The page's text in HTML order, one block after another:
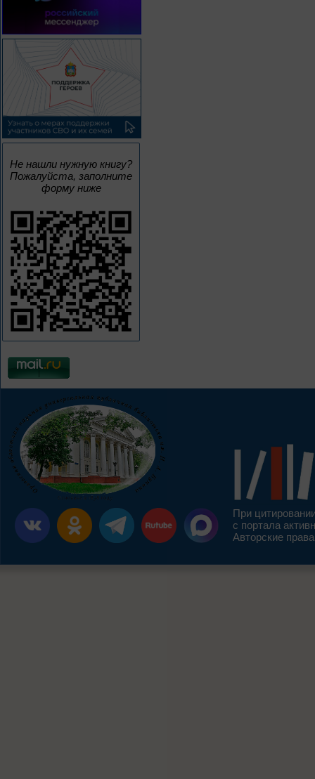
Не нашли нужную книгу?
Пожалуйста, заполните
форму ниже
При
с портала
Авторские